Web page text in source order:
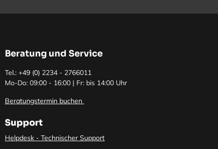
Beratung und Service
Tel.: +49 (0) 2234 - 2766011
Mo-Do: 09:00 - 16:00 | Fr: bis 14:00 Uhr
Beratungstermin buchen
Support
Helpdesk - Technischer Support